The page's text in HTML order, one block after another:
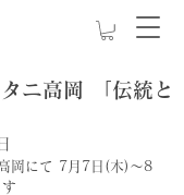
ニ高岡 「伝統と
岡にて 7月7日(木)～8